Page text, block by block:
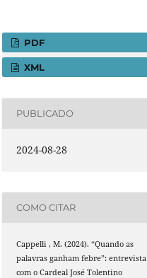
PDF
XML
PUBLICADO
2024-08-28
COMO CITAR
Cappelli , M. (2024). “Quando as
palavras ganham febre”: entrevista
com o Cardeal José Tolentino